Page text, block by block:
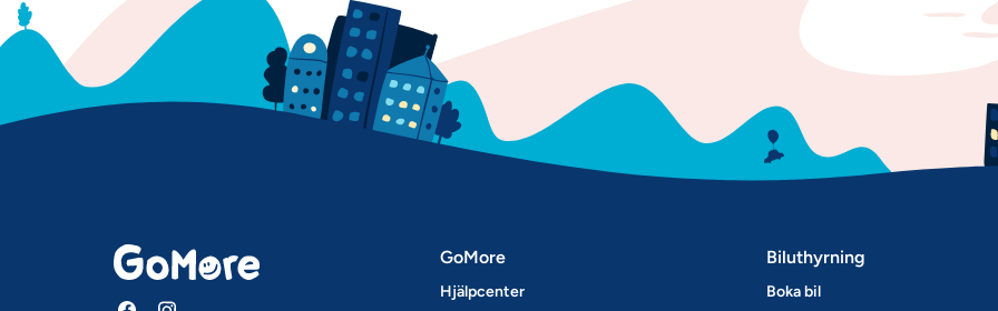
GoMore
Hjälpcenter
Biluthyrning
Boka bil